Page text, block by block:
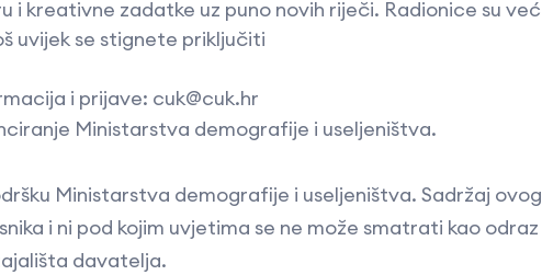
i kreativne zadatke uz puno novih riječi. Radionice su već
uvijek se stignete priključiti
i prijave: cuk@cuk.hr
Ministarstva demografije i useljeništva.
Ministarstva demografije i useljeništva. Sadržaj ovog
i ni pod kojim uvjetima se ne može smatrati kao odraz
davatelja.